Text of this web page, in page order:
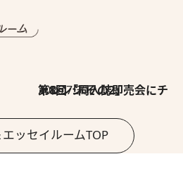
2026.7.30
第8回「同人誌即売会にチャレンジ その2」
ッセイルームTOP